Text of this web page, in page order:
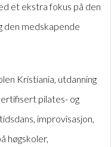
et ekstra fokus på den
den medskapende
Kristiania, utdanning
pilates- og
improvisasjon,
høgskoler,